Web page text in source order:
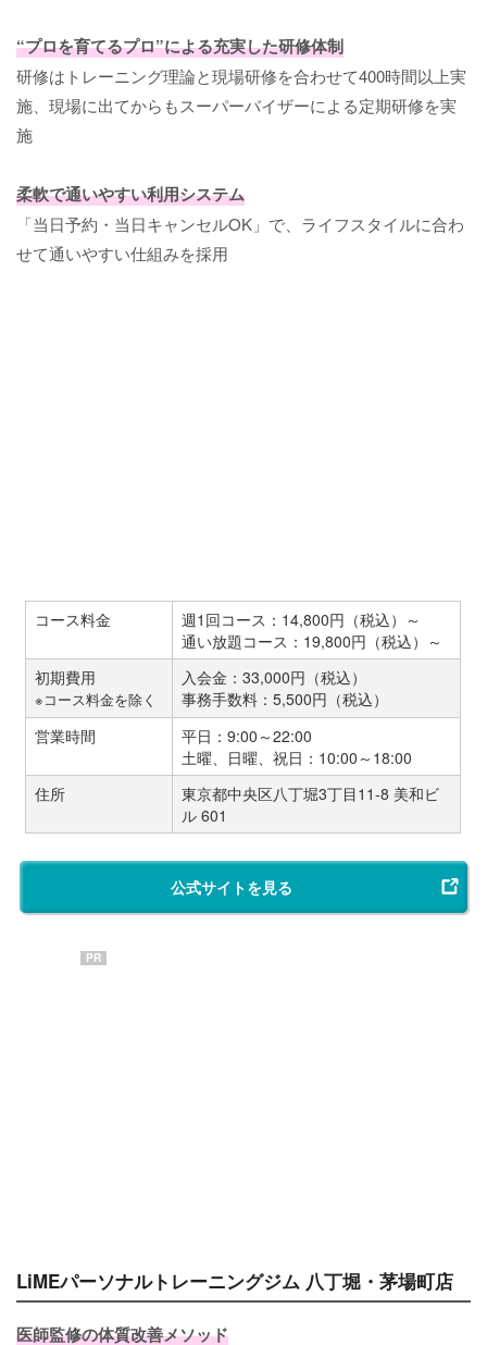
“プロを育てるプロ”による充実した研修体制
研修はトレーニング理論と現場研修を合わせて400時間以上実
施、現場に出てからもスーパーバイザーによる定期研修を実
施
柔軟で通いやすい利用システム
「当日予約・当日キャンセルOK」で、ライフスタイルに合わ
せて通いやすい仕組みを採用
コース料金
週1回コース：14,800円（税込）～
通い放題コース：19,800円（税込）～
初期費用
※コース料金を除く
入会金：33,000円（税込）
事務手数料：5,500円（税込）
営業時間
平日：9:00～22:00
土曜、日曜、祝日：10:00～18:00
住所
東京都中央区八丁堀3丁目11-8 美和ビ
ル 601
公式サイトを見る
PR
LiMEパーソナルトレーニングジム 八丁堀・茅場町店
医師監修の体質改善メソッド